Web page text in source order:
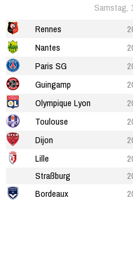
Samstag,
Rennes
Nantes
Paris SG
Guingamp
Olympique Lyon
Toulouse
Dijon
Lille
Straßburg
Bordeaux